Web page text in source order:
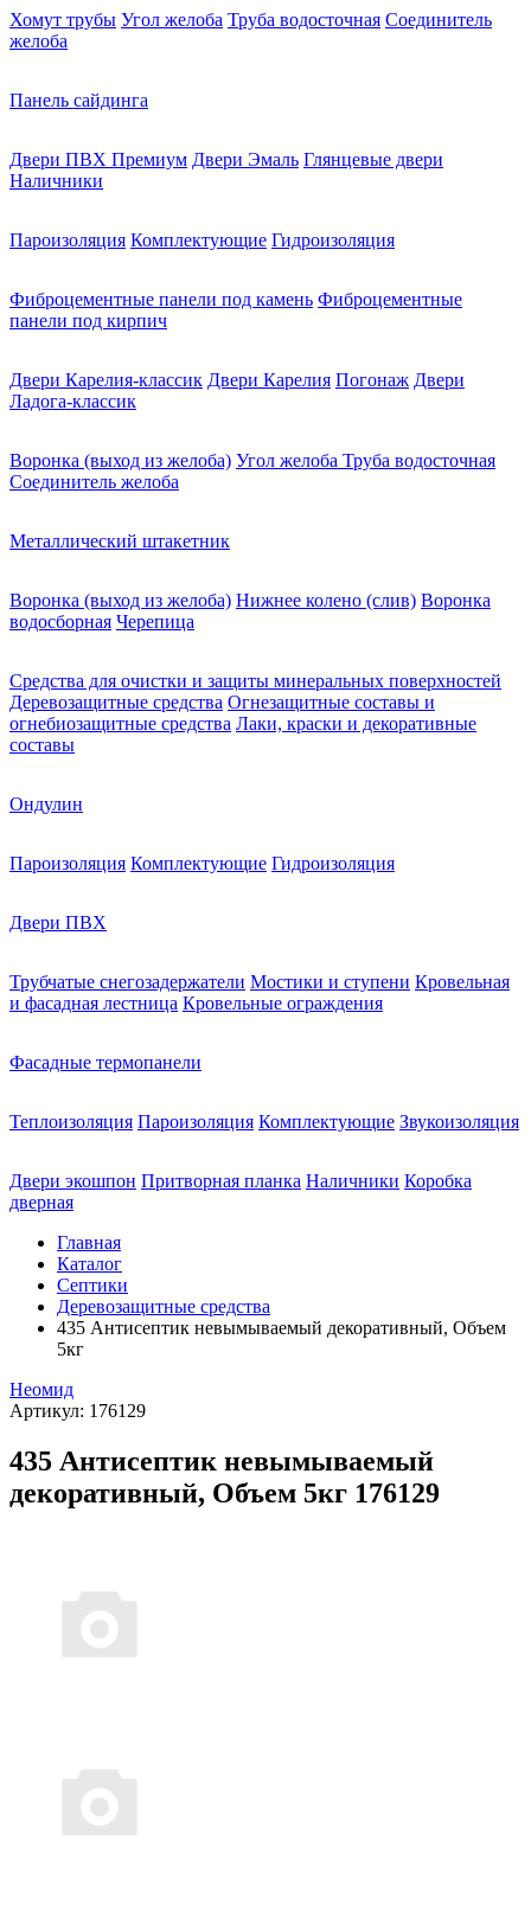
Хомут трубы Угол желоба Труба водосточная Соединитель
желоба
Панель сайдинга
Двери ПВХ Премиум Двери Эмаль Глянцевые двери
Наличники
Пароизоляция Комплектующие Гидроизоляция
Фиброцементные панели под камень Фиброцементные
панели под кирпич
Двери Карелия-классик Двери Карелия Погонаж Двери
Ладога-классик
Воронка (выход из желоба) Угол желоба Труба водосточная
Соединитель желоба
Металлический штакетник
Воронка (выход из желоба) Нижнее колено (слив) Воронка
водосборная Черепица
Средства для очистки и защиты минеральных поверхностей
Деревозащитные средства Огнезащитные составы и
огнебиозащитные средства Лаки, краски и декоративные
составы
Ондулин
Пароизоляция Комплектующие Гидроизоляция
Двери ПВХ
Трубчатые снегозадержатели Мостики и ступени Кровельная
и фасадная лестница Кровельные ограждения
Фасадные термопанели
Теплоизоляция Пароизоляция Комплектующие Звукоизоляция
Двери экошпон Притворная планка Наличники Коробка
дверная
Главная
Каталог
Септики
Деревозащитные средства
435 Антисептик невымываемый декоративный, Объем
5кг
Неомид
Артикул: 176129
435 Антисептик невымываемый
декоративный, Объем 5кг 176129